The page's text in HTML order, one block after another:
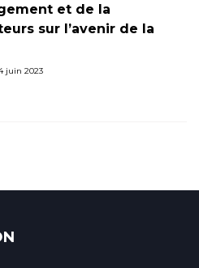
et de la
sur l’avenir de la
juin 2023